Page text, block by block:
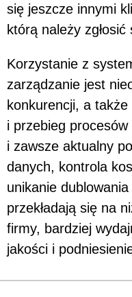
się jeszcze innymi
którą należy
Korzystanie z
zarządzanie jest
konkurencji, a
i przebieg
i zawsze aktualny
danych, kontrola
unikanie
przekładają się na
firmy, bardziej
jakości i